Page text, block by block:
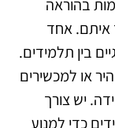
בהוראה
איתם. אחד
בין תלמידים.
או למכשירים
יש צורך
כדי למנוע